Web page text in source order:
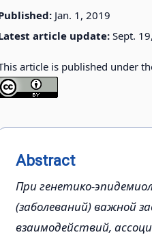
Jan. 1, 2019
article update:Sept.
article is published under
Abstract
При генетико-
(заболеваний) важной
взаимодействий,